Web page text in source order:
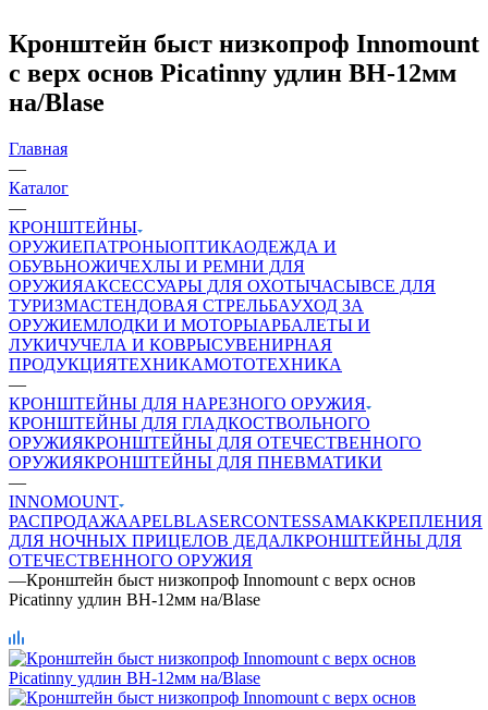
Кронштейн быст низкопроф Innomount
с верх основ Picatinny удлин BH-12мм
на/Blase
Главная
—
Каталог
—
КРОНШТЕЙНЫ
ОРУЖИЕПАТРОНЫОПТИКАОДЕЖДА И
ОБУВЬНОЖИЧЕХЛЫ И РЕМНИ ДЛЯ
ОРУЖИЯАКСЕССУАРЫ ДЛЯ ОХОТЫЧАСЫВСЕ ДЛЯ
ТУРИЗМАСТЕНДОВАЯ СТРЕЛЬБАУХОД ЗА
ОРУЖИЕМЛОДКИ И МОТОРЫАРБАЛЕТЫ И
ЛУКИЧУЧЕЛА И КОВРЫСУВЕНИРНАЯ
ПРОДУКЦИЯТЕХНИКАМОТОТЕХНИКА
—
КРОНШТЕЙНЫ ДЛЯ НАРЕЗНОГО ОРУЖИЯ
КРОНШТЕЙНЫ ДЛЯ ГЛАДКОСТВОЛЬНОГО
ОРУЖИЯКРОНШТЕЙНЫ ДЛЯ ОТЕЧЕСТВЕННОГО
ОРУЖИЯКРОНШТЕЙНЫ ДЛЯ ПНЕВМАТИКИ
—
INNOMOUNT
РАСПРОДАЖАAPELBLASERCONTESSAMAKКРЕПЛЕНИЯ
ДЛЯ НОЧНЫХ ПРИЦЕЛОВ ДЕДАЛКРОНШТЕЙНЫ ДЛЯ
ОТЕЧЕСТВЕННОГО ОРУЖИЯ
—Кронштейн быст низкопроф Innomount с верх основ
Picatinny удлин BH-12мм на/Blase